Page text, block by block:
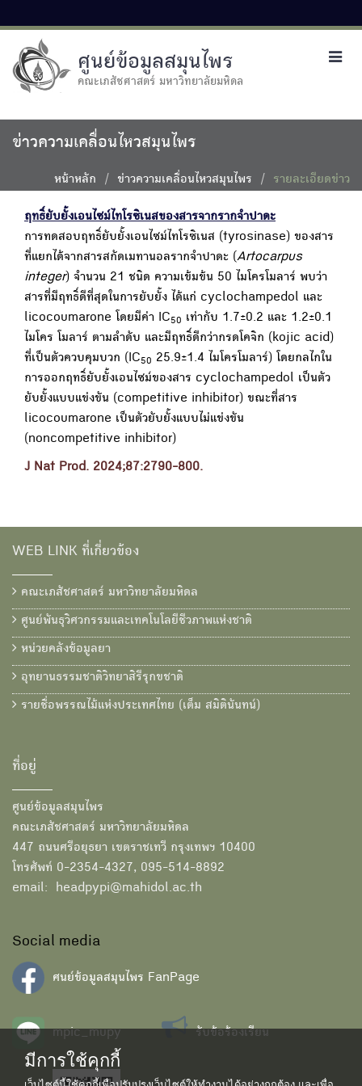
ศูนย์ข้อมูลสมุนไพร
คณะเภสัชศาสตร์ มหาวิทยาลัยมหิดล
ข่าวความเคลื่อนไหวสมุนไพร
หน้าหลัก ข่าวความเคลื่อนไหวสมุนไพร รายละเอียดข่าว
ฤทธิ์ยับยั้งเอนไซม์ไทโรซิเนสของสารจากรากจำปาดะ
การทดสอบฤทธิ์ยับยั้งเอนไซม์ไทโรซิเนส (tyrosinase) ของสาร
ที่แยกได้จากสารสกัดเมทานอลรากจำปาดะ (Artocarpus
integer) จำนวน 21 ชนิด ความเข้มข้น 50 ไมโครโมลาร์ พบว่า
สารที่มีฤทธิ์ดีที่สุดในการยับยั้ง ได้แก่ cyclochampedol และ
licocoumarone โดยมีค่า IC50 เท่ากับ 1.7±0.2 และ 1.2±0.1
ไมโคร โมลาร์ ตามลำดับ และมีฤทธิ์ดีกว่ากรดโคจิก (kojic acid)
ที่เป็นตัวควบคุมบวก (IC50 25.9±1.4 ไมโครโมลาร์) โดยกลไกใน
การออกฤทธิ์ยับยั้งเอนไซม์ของสาร cyclochampedol เป็นตัว
ยับยั้งแบบแข่งขัน (competitive inhibitor) ขณะที่สาร
licocoumarone เป็นตัวยับยั้งแบบไม่แข่งขัน
(noncompetitive inhibitor)
J Nat Prod. 2024;87:2790-800.
WEB LINK ที่เกี่ยวข้อง
คณะเภสัชศาสตร์ มหาวิทยาลัยมหิดล
ศูนย์พันธุวิศวกรรมและเทคโนโลยีชีวภาพแห่งชาติ
หน่วยคลังข้อมูลยา
อุทยานธรรมชาติวิทยาสิรีรุกขชาติ
รายชื่อพรรณไม้แห่งประเทศไทย (เต็ม สมิตินันทน์)
ที่อยู่
ศูนย์ข้อมูลสมุนไพร
คณะเภสัชศาสตร์ มหาวิทยาลัยมหิดล
447 ถนนศรีอยุธยา เขตราชเทวี กรุงเทพฯ 10400
โทรศัพท์ 0-2354-4327, 095-514-8892
email: headpypi@mahidol.ac.th
Social media
ศนย์ข้อมูลสมุนไพร FanPage
mpic_mupy รับข้อร้องเรียน
มีการใช้คุกกี้